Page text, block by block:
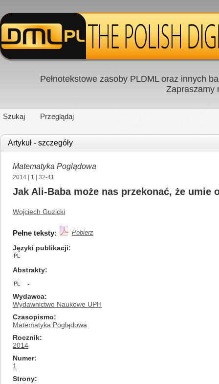
Pełnotekstowe zasoby PLDML oraz innych
Zapraszamy
Szukaj Przeglądaj
Artykuł - szczegóły
Matematyka Poglądowa
2014 1 | 32-41
Jak Ali-Baba może nas przekonać, że umie
Wojciech Guzicki
Pełne teksty: Pobierz
Języki publikacji
PL
Abstrakty
PL
-
Wydawca
Wydawnictwo Naukowe UPH
Czasopismo
Matematyka Poglądowa
Rocznik
2014
Numer
1
Strony